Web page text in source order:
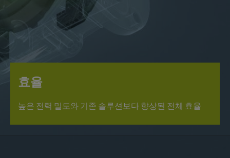
효율
높은 전력 밀도와 기존 솔루션보다 향상된 전체 효율